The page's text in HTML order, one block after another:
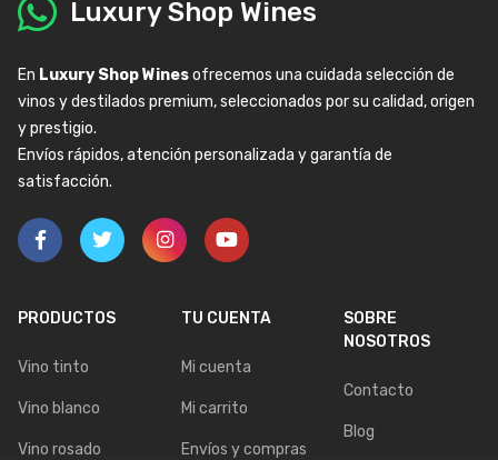
Luxury Shop Wines
En Luxury Shop Winesofrecemos una cuidada selección de
vinos y destilados premium, seleccionados por su calidad, origen
y prestigio.
Envíos rápidos, atención personalizada y garantía de
satisfacción.
PRODUCTOS
Vino tinto
Vino blanco
Vino rosado
TU CUENTA
Mi cuenta
Mi carrito
Envíos y compras
SOBRE
NOSOTROS
Contacto
Blog